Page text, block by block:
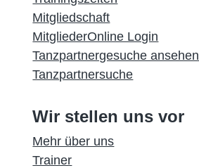
Mitgliedschaft
MitgliederOnline Login
Tanzpartnergesuche ansehen
Tanzpartnersuche
Wir stellen uns vor
Mehr über uns
Trainer